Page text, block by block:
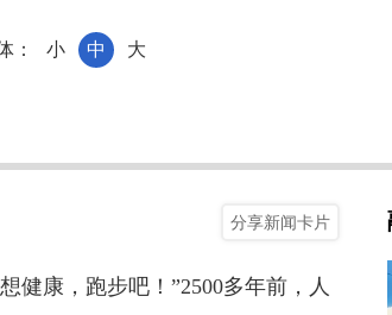
： 小 中 大
分享新闻卡片
康，跑步吧！”2500多年前，人